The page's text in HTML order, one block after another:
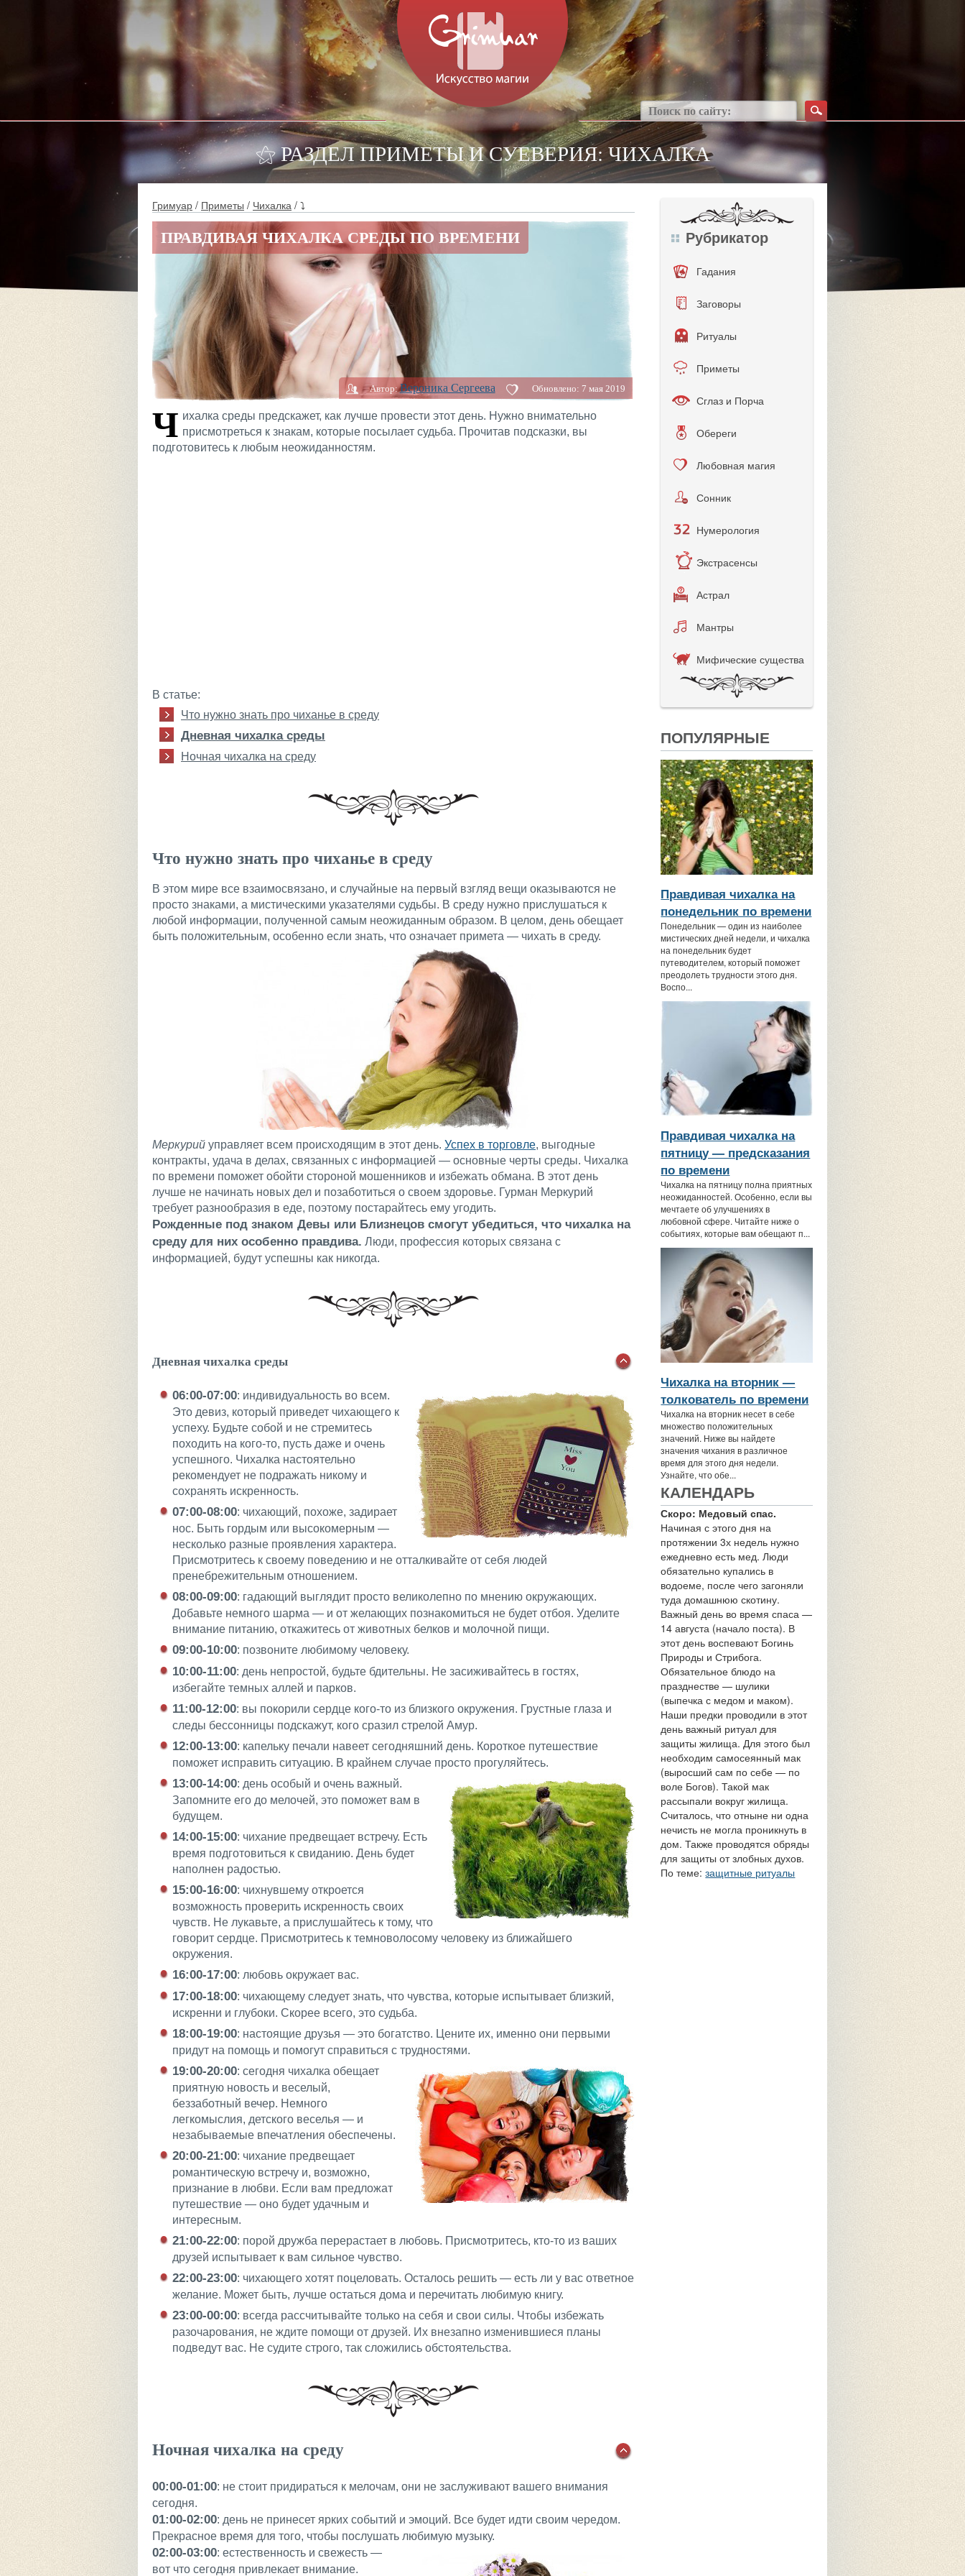
⚝ РАЗДЕЛ ПРИМЕТЫ И СУЕВЕРИЯ: ЧИХАЛКА
Гримуар / Приметы / Чихалка / ⤵
ПРАВДИВАЯ ЧИХАЛКА СРЕДЫ ПО ВРЕМЕНИ
Автор: Вероника Сергеева Обновлено: 7 мая 2019
Ч ихалка среды предскажет, как лучше провести этот день. Нужно внимательно
присмотреться к знакам, которые посылает судьба. Прочитав подсказки, вы
подготовитесь к любым неожиданностям.
В статье:
Что нужно знать про чиханье в среду
Дневная чихалка среды
Ночная чихалка на среду
Что нужно знать про чиханье в среду
В этом мире все взаимосвязано, и случайные на первый взгляд вещи оказываются не
просто знаками, а мистическими указателями судьбы. В среду нужно прислушаться к
любой информации, полученной самым неожиданным образом. В целом, день обещает
быть положительным, особенно если знать, что означает примета — чихать в среду.
Меркурий управляет всем происходящим в этот день. Успех в торговле, выгодные
контракты, удача в делах, связанных с информацией — основные черты среды. Чихалка
по времени поможет обойти стороной мошенников и избежать обмана. В этот день
лучше не начинать новых дел и позаботиться о своем здоровье. Гурман Меркурий
требует разнообразия в еде, поэтому постарайтесь ему угодить.
Рожденные под знаком Девы или Близнецов смогут убедиться, что чихалка на
среду для них особенно правдива. Люди, профессия которых связана с
информацией, будут успешны как никогда.
Дневная чихалка среды
06:00-07:00: индивидуальность во всем.
Это девиз, который приведет чихающего к
успеху. Будьте собой и не стремитесь
походить на кого-то, пусть даже и очень
успешного. Чихалка настоятельно
рекомендует не подражать никому и
сохранять искренность.
07:00-08:00: чихающий, похоже, задирает
нос. Быть гордым или высокомерным —
несколько разные проявления характера.
Присмотритесь к своему поведению и не отталкивайте от себя людей
пренебрежительным отношением.
08:00-09:00: гадающий выглядит просто великолепно по мнению окружающих.
Добавьте немного шарма — и от желающих познакомиться не будет отбоя. Уделите
внимание питанию, откажитесь от животных белков и молочной пищи.
09:00-10:00: позвоните любимому человеку.
10:00-11:00: день непростой, будьте бдительны. Не засиживайтесь в гостях,
избегайте темных аллей и парков.
11:00-12:00: вы покорили сердце кого-то из близкого окружения. Грустные глаза и
следы бессонницы подскажут, кого сразил стрелой Амур.
12:00-13:00: капельку печали навеет сегодняшний день. Короткое путешествие
поможет исправить ситуацию. В крайнем случае просто прогуляйтесь.
13:00-14:00: день особый и очень важный.
Запомните его до мелочей, это поможет вам в
будущем.
14:00-15:00: чихание предвещает встречу. Есть
время подготовиться к свиданию. День будет
наполнен радостью.
15:00-16:00: чихнувшему откроется
возможность проверить искренность своих
чувств. Не лукавьте, а прислушайтесь к тому, что
говорит сердце. Присмотритесь к темноволосому человеку из ближайшего
окружения.
16:00-17:00: любовь окружает вас.
17:00-18:00: чихающему следует знать, что чувства, которые испытывает близкий,
искренни и глубоки. Скорее всего, это судьба.
18:00-19:00: настоящие друзья — это богатство. Цените их, именно они первыми
придут на помощь и помогут справиться с трудностями.
19:00-20:00: сегодня чихалка обещает
приятную новость и веселый,
беззаботный вечер. Немного
легкомыслия, детского веселья — и
незабываемые впечатления обеспечены.
20:00-21:00: чихание предвещает
романтическую встречу и, возможно,
признание в любви. Если вам предложат
путешествие — оно будет удачным и
интересным.
21:00-22:00: порой дружба перерастает в любовь. Присмотритесь, кто-то из ваших
друзей испытывает к вам сильное чувство.
22:00-23:00: чихающего хотят поцеловать. Осталось решить — есть ли у вас ответное
желание. Может быть, лучше остаться дома и перечитать любимую книгу.
23:00-00:00: всегда рассчитывайте только на себя и свои силы. Чтобы избежать
разочарования, не ждите помощи от друзей. Их внезапно изменившиеся планы
подведут вас. Не судите строго, так сложились обстоятельства.
Ночная чихалка на среду
00:00-01:00: не стоит придираться к мелочам, они не заслуживают вашего внимания
сегодня.
01:00-02:00: день не принесет ярких событий и эмоций. Все будет идти своим чередом.
Прекрасное время для того, чтобы послушать любимую музыку.
02:00-03:00: естественность и свежесть —
вот что сегодня привлекает внимание.
Рубрикатор
Гадания
Заговоры
Ритуалы
Приметы
Сглаз и Порча
Обереги
Любовная магия
Сонник
Нумерология
Экстрасенсы
Астрал
Мантры
Мифические существа
ПОПУЛЯРНЫЕ
Правдивая чихалка на
понедельник по времени
Понедельник — один из наиболее
мистических дней недели, и чихалка
на понедельник будет
путеводителем, который поможет
преодолеть трудности этого дня.
Воспо...
Правдивая чихалка на
пятницу — предсказания
по времени
Чихалка на пятницу полна приятных
неожиданностей. Особенно, если вы
мечтаете об улучшениях в
любовной сфере. Читайте ниже о
событиях, которые вам обещают п...
Чихалка на вторник —
толкователь по времени
Чихалка на вторник несет в себе
множество положительных
значений. Ниже вы найдете
значения чихания в различное
время для этого дня недели.
Узнайте, что обе...
КАЛЕНДАРЬ
Скоро: Медовый спас.
Начиная с этого дня на
протяжении 3х недель нужно
ежедневно есть мед. Люди
обязательно купались в
водоеме, после чего загоняли
туда домашнюю скотину.
Важный день во время спаса —
14 августа (начало поста). В
этот день воспевают Богинь
Природы и Стрибога.
Обязательное блюдо на
празднестве — шулики
(выпечка с медом и маком).
Наши предки проводили в этот
день важный ритуал для
защиты жилища. Для этого был
необходим самосеянный мак
(выросший сам по себе — по
воле Богов). Такой мак
рассыпали вокруг жилища.
Считалось, что отныне ни одна
нечисть не могла проникнуть в
дом. Также проводятся обряды
для защиты от злобных духов.
По теме:защитные ритуалы